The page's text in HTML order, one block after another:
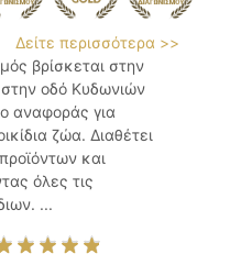
Δείτε περισσότερα >>
βρίσκεται στην
οδό Κυδωνιών
αναφοράς για
ζώα. Διαθέτει
και
όλες τις
...